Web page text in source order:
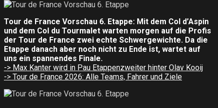
Tour de France Vorschau 6. Etappe: Mit dem Col d’Aspin
und dem Col du Tourmalet warten morgen auf die Profis
der Tour de France zwei echte Schwergewichte. Da die
Etappe danach aber noch nicht zu Ende ist, wartet auf
uns ein spannendes Finale.
-> Max Kanter wird in Pau Etappenzweiter hinter Olav Kooij
-> Tour de France 2026: Alle Teams, Fahrer und Ziele